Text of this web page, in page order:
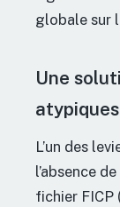
globale sur
Une
L’un des
l’absence
fichier FICP